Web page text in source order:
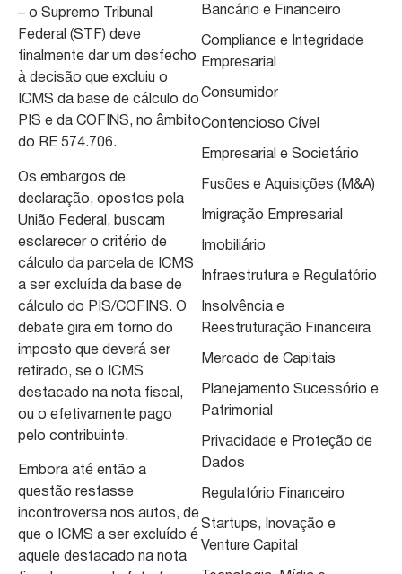
– o Supremo Tribunal
Federal (STF) deve
finalmente dar um desfecho
à decisão que excluiu o
ICMS da base de cálculo do
PIS e da COFINS, no âmbito
do RE 574.706.
Os embargos de
declaração, opostos pela
União Federal, buscam
esclarecer o critério de
cálculo da parcela de ICMS
a ser excluída da base de
cálculo do PIS/COFINS. O
debate gira em torno do
imposto que deverá ser
retirado, se o ICMS
destacado na nota fiscal,
ou o efetivamente pago
pelo contribuinte.
Embora até então a
questão restasse
incontroversa nos autos, de
que o ICMS a ser excluído é
aquele destacado na nota
Bancário e Financeiro
Compliance e Integridade
Empresarial
Consumidor
Contencioso Cível
Empresarial e Societário
Fusões e Aquisições (M&A)
Imigração Empresarial
Imobiliário
Infraestrutura e Regulatório
Insolvência e
Reestruturação Financeira
Mercado de Capitais
Planejamento Sucessório e
Patrimonial
Privacidade e Proteção de
Dados
Regulatório Financeiro
Startups, Inovação e
Venture Capital